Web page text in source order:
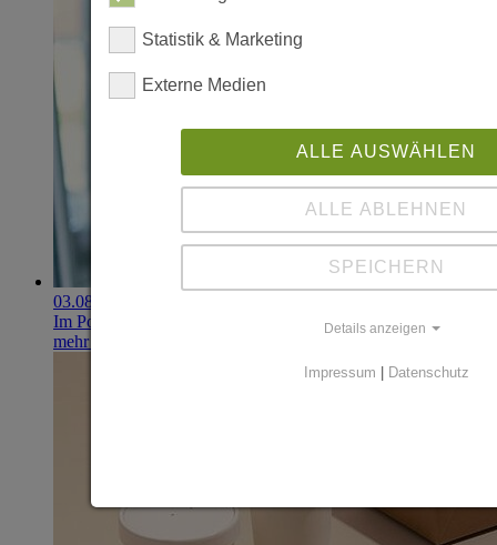
03.08.2026
Im Portfolio: Iset Telecom, IT für das Gesundheitswesen
mehr erfahren
Statistik & Marketing
Externe Medien
ALLE AUSWÄHLEN
ALLE ABLEHNEN
SPEICHERN
Details anzeigen
Impressum Datenschutz